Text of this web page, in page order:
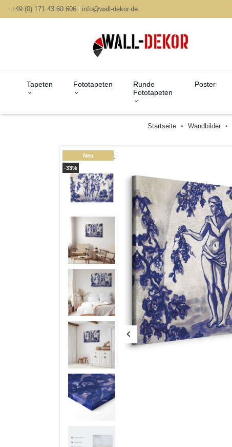
+49 (0) 171 43 60 606 | info@wall-dekor.de
Tapeten Fototapeten
Runde
Fototapeten
Poster
Startseite Wandbilder
-33%
Neu